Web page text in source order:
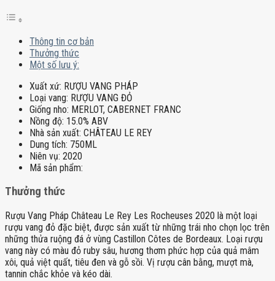
Thông tin cơ bản
Thưởng thức
Một số lưu ý:
Xuất xứ: RƯỢU VANG PHÁP
Loại vang: RƯỢU VANG ĐỎ
Giống nho: MERLOT, CABERNET FRANC
Nồng độ: 15.0% ABV
Nhà sản xuất: CHÂTEAU LE REY
Dung tích: 750ML
Niên vụ: 2020
Mã sản phẩm:
Thưởng thức
Rượu Vang Pháp Château Le Rey Les Rocheuses 2020 là một loại
rượu vang đỏ đặc biệt, được sản xuất từ những trái nho chọn lọc trên
những thửa ruộng đá ở vùng Castillon Côtes de Bordeaux. Loại rượu
vang này có màu đỏ ruby sâu, hương thơm phức hợp của quả mâm
xôi, quả việt quất, tiêu đen và gỗ sồi. Vị rượu cân bằng, mượt mà,
tannin chắc khỏe và kéo dài.